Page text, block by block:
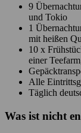
9
und Tokio
1
mit heißen
10 x
einer
Alle
Täglich
Was ist nicht